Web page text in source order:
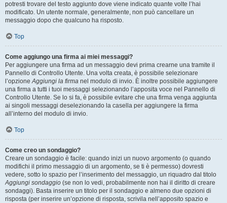
potresti trovare del testo aggiunto dove viene indicato quante volte l’hai
modificato. Un utente normale, generalmente, non può cancellare un
messaggio dopo che qualcuno ha risposto.
Top
Come aggiungo una firma ai miei messaggi?
Per aggiungere una firma ad un messaggio devi prima crearne una tramite il
Pannello di Controllo Utente. Una volta creata, è possibile selezionare
l’opzioneAggiungi la firma nel modulo di invio. È inoltre possibile aggiungere
una firma a tutti i tuoi messaggi selezionando l’apposita voce nel Pannello di
Controllo Utente. Se lo si fa, è possibile evitare che una firma venga aggiunta
ai singoli messaggi deselezionando la casella per aggiungere la firma
all’interno del modulo di invio.
Top
Come creo un sondaggio?
Creare un sondaggio è facile: quando inizi un nuovo argomento (o quando
modifichi il primo messaggio di un argomento, se ti è permesso) dovresti
vedere, sotto lo spazio per l’inserimento del messaggio, un riquadro dal titolo
Aggiungi sondaggio (se non lo vedi, probabilmente non hai il diritto di creare
sondaggi). Basta inserire un titolo per il sondaggio e almeno due opzioni di
risposta (per inserire un’opzione di risposta, scrivila nell’apposito spazio e